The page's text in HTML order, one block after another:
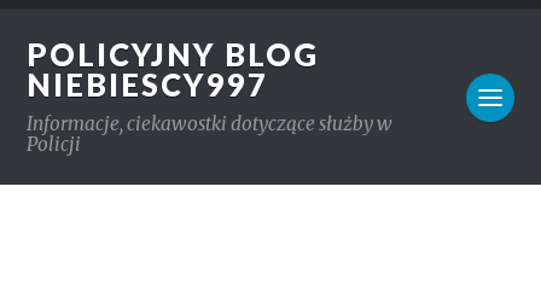
POLICYJNY BLOG
NIEBIESCY997
Informacje, ciekawostki dotyczące służby w
Policji